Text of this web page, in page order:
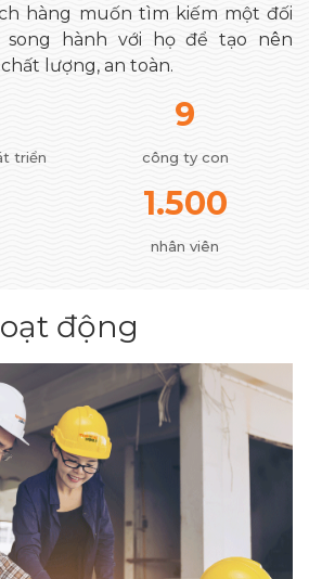
hàng muốn tìm kiếm một đối
song hành với họ để tạo nên
lượng, an toàn.
triển
9
công ty con
1.500
nhân viên
động